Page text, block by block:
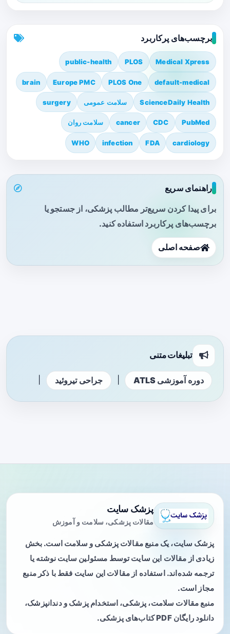
برچسب‌های پرکاربرد
Medical Xpress
PLOS
public-health
default-medical
PLOS One
Europe PMC
brain
ScienceDaily Health سلامت عمومی surgery
PubMed
CDC
cancer سلامت روان
cardiology
FDA
infection
WHO
راهنمای سریع
برای پیدا کردن سریع‌تر مطالب پزشکی، از جستجو یا
برچسب‌های پرکاربرد استفاده کنید.
صفحه اصلی
تبلیغات متنی
دوره آموزشی ATLS جراحی تیروئید
پزشک سایت
مقالات پزشکی، سلامت و آموزش
پزشک سایت، یک منبع مقالات پزشکی و سلامت است. بخش
زیادی از مقالات این سایت توسط مسئولین سایت نوشته یا
ترجمه شده‌اند. استفاده از مقالات این سایت فقط با ذکر منبع
مجاز است.
منبع مقالات سلامت، پزشکی، استخدام پزشک و دندانپزشک،
دانلود رایگان PDF کتاب‌های پزشکی.